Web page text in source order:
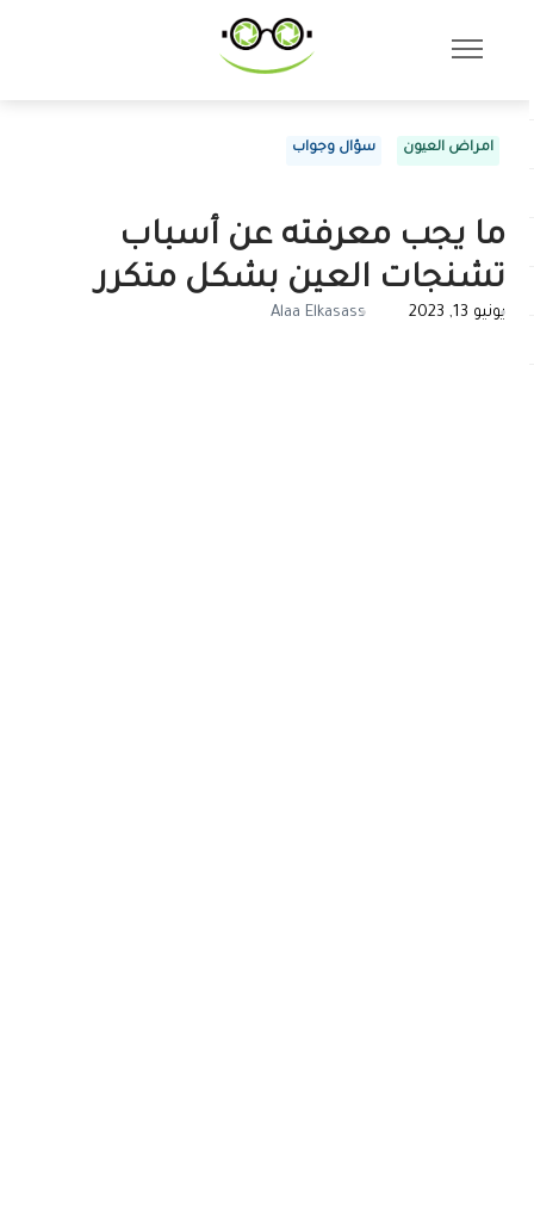
امراض العيون سؤال وجواب
ما يجب معرفته عن أسباب
تشنجات العين بشكل متكرر
يونيو 13, 2023 Alaa Elkasass